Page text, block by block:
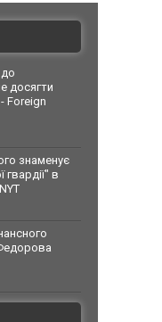
досягти
Foreign
знаменує
гвардії" в